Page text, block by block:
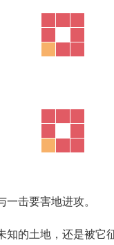
击要害地进攻。
知的土地，还是被它